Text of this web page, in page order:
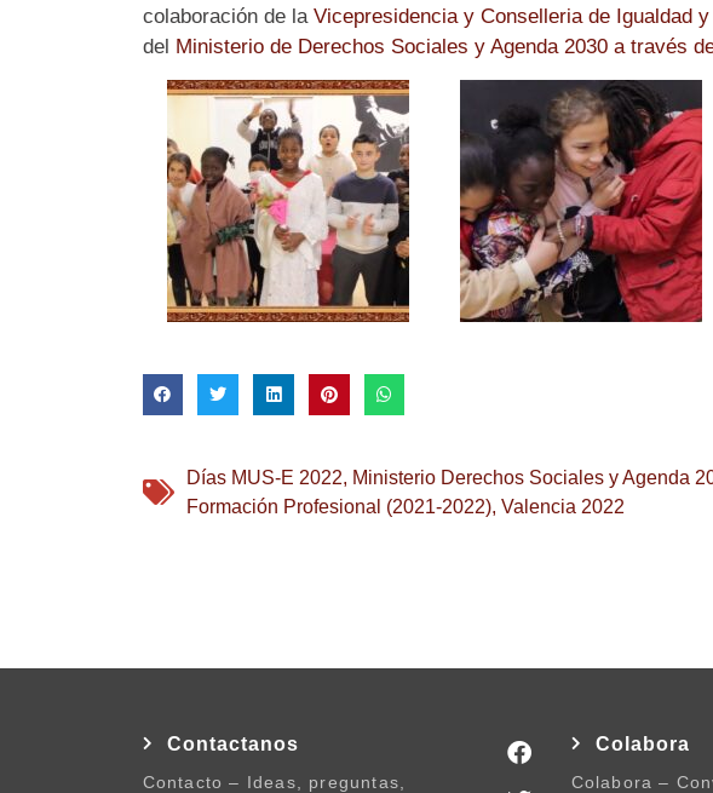
colaboración de la Vicepresidencia y Conselleria de Igualdad
del Ministerio de Derechos Sociales y Agenda 2030 a través
Días MUS-E 2022, Ministerio Derechos Sociales y Agenda
Formación Profesional (2021-2022), Valencia 2022
Contactanos
Contacto – Ideas, preguntas,
Colabora
Colabora –